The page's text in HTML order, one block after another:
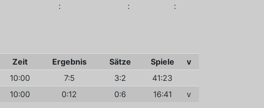
: : :
Zeit Ergebnis Sätze Spiele
v
10:00 7:5 3:2
41:23
10:00 0:12 0:6 16:41 v